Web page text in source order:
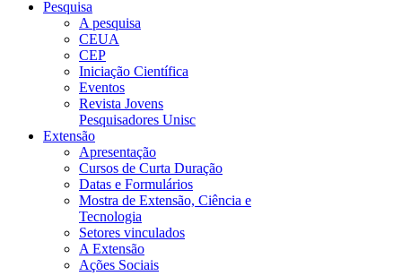
Pesquisa
A pesquisa
CEUA
CEP
Iniciação Científica
Eventos
Revista Jovens
Pesquisadores Unisc
Extensão
Apresentação
Cursos de Curta Duração
Datas e Formulários
Mostra de Extensão, Ciência e
Tecnologia
Setores vinculados
A Extensão
Ações Sociais